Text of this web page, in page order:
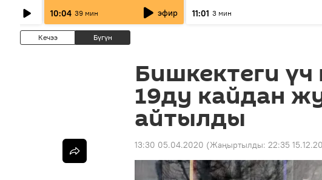
Тулебердиева
10:04 39 мин эфир 11:01 3 мин
Кечээ Бүгүн
Бишкектеги
19ду кайдан
айтылды
13:30 05.04.2020 (Жаңыртылды: 22:35